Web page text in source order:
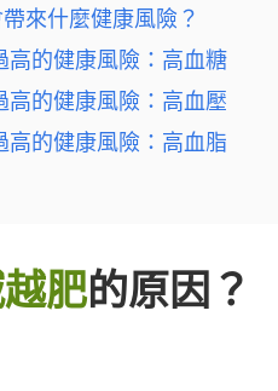
來什麼健康風險？
高的健康風險：高血糖
高的健康風險：高血壓
高的健康風險：高血脂
肥的原因？